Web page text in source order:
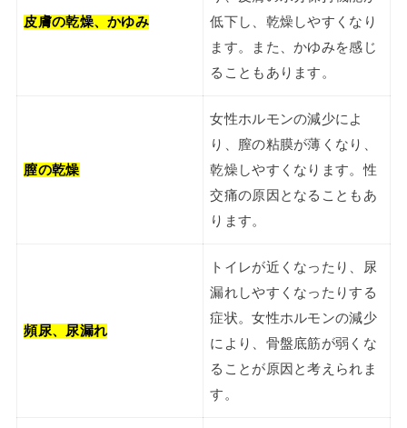
皮膚の乾燥、かゆみ
低下し、乾燥しやすくなり
ます。また、かゆみを感じ
ることもあります。
膣の乾燥
女性ホルモンの減少によ
り、膣の粘膜が薄くなり、
乾燥しやすくなります。性
交痛の原因となることもあ
ります。
頻尿、尿漏れ
トイレが近くなったり、尿
漏れしやすくなったりする
症状。女性ホルモンの減少
により、骨盤底筋が弱くな
ることが原因と考えられま
す。